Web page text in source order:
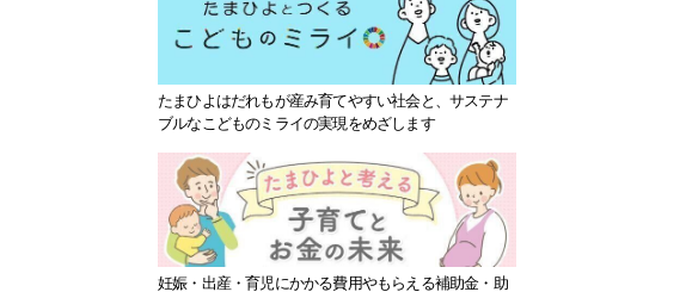
たまひよはだれもが産み育てやすい社会と、サステナ
ブルなこどものミライの実現をめざします
妊娠・出産・育児にかかる費用やもらえる補助金・助